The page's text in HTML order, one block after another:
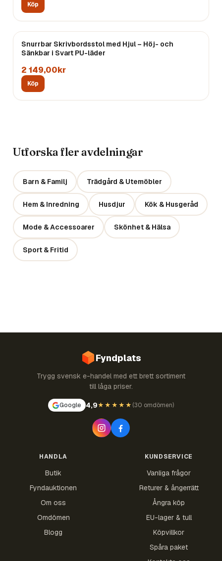
Köp
Snurrbar Skrivbordsstol med Hjul – Höj- och
Sänkbar i Svart PU-läder
2 149,00kr
Köp
Utforska fler avdelningar
Barn & Familj Trädgård & Utemöbler
Hem & Inredning Husdjur Kök & Husgeråd
Mode & Accessoarer Skönhet & Hälsa
Sport & Fritid
Fyndplats
Trygg svensk e-handel med ett brett sortiment
till låga priser.
Google 4,9★★★★★ (30 omdömen)
HANDLA
Butik
Fyndauktionen
Om oss
Omdömen
Blogg
KUNDSERVICE
Vanliga frågor
Returer & ångerrätt
Ångra köp
EU-lager & tull
Köpvillkor
Spåra paket